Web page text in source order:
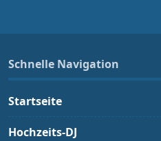
Schnelle Navigation
Startseite
Hochzeits-DJ